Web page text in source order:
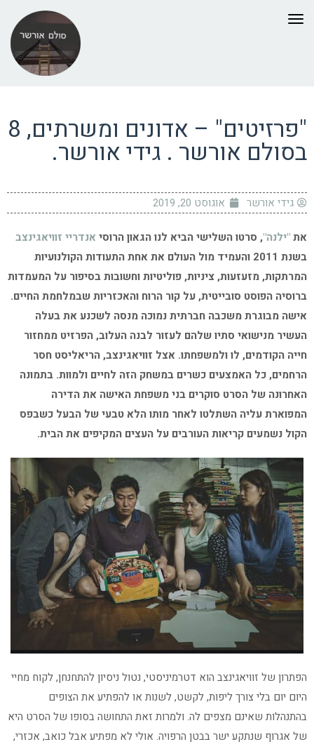
תפריט
"פרזיטים" – אדונים ומשרתים, 8
בסולם אורשר . גידי אורשר.
גידי אורשר אוגוסט 20, 2019
את"ילנה", סרטו השלישי הביא לנו הגאון הרוסי אנדריי זוויאגינצב
בשנת 2011 והעמיד מול העולם את אחת התעודות הקולנועיות
המרתקות, מזעזעות, ציניות, פוליטיות וחשובות בסיפור על המעמדות
ברוסיה הפוסט סובייטית, על קור הרוח והאכזריות שבמלחמת החיים.
אישה מבוגרת משכבה חברתית נמוכה מנסה לשכנע את בעלה
העשיר מנישואי סתיו שלהם לעזור לבנה העלוב, הפרזיט ממחזור
חייה הקודמים, לו ולמשפחתו. אצל זוויאגינצב, הריאליסט חסר
הרחמים, כל האמצעים כשרים במשחק הזה לחיים ולמוות. בתמונה
האחרונה של הסרט סוקרים בני משפחת האישה את הדירה
המפוארת עליה השתלטו לאחר מותו הלא טבעי של הבעל כשבפס
הקול נשמעים קריאות העורבים על העצים המקיפים את הבית.
הפתרון של זוויאגינצב הוא דטרמיניסטי, נטול ניסיון להתחנחן, לקוח מחיי
היום יום בלי צורך ליפות, לקשט, לשנות או להפתיע את הצופים
בהתנהלות שאינם מצפים לה. ולמרות זאת התחושה בסופו של הסרט היא
של אגרוף שנתקע ישר בבטן הרפויה. אולי לא מפתיע אבל כואב, אכזרי,